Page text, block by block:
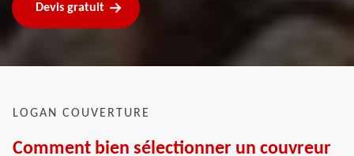
Devis gratuit
LOGAN COUVERTURE
Comment bien sélectionner un couvreur